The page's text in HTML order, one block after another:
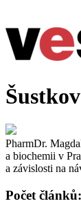
PharmDr.
a biochemii v
a závislosti na
Počet